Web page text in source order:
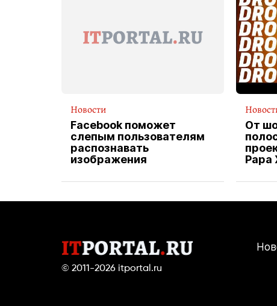
Новости
Facebook поможет
слепым пользователям
распознавать
изображения
От
Papa
© 2011-2026 itportal.ru